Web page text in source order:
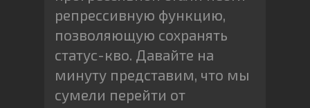
репрессивную функцию,
позволяющую сохранять
статус-кво. Давайте на
минуту представим, что мы
сумели перейти от